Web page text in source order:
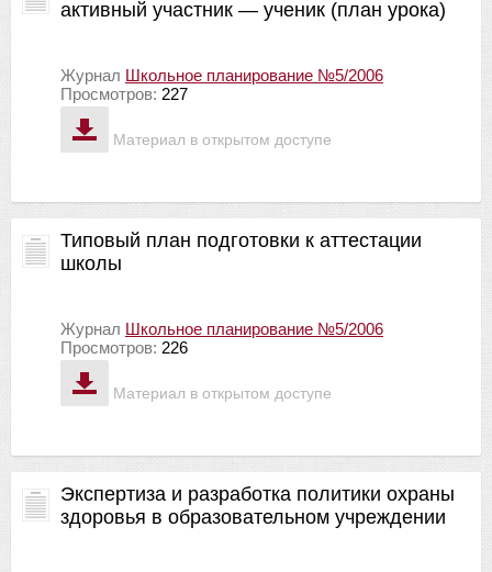
Материал в открытом доступе
активный участник — ученик (план урока)
Журнал Школьное планирование №5/2006
Просмотров: 227
Материал в открытом доступе
Типовый план подготовки к аттестации
школы
Журнал Школьное планирование №5/2006
Просмотров: 226
Экспертиза и разработка политики охраны
здоровья в образовательном учреждении